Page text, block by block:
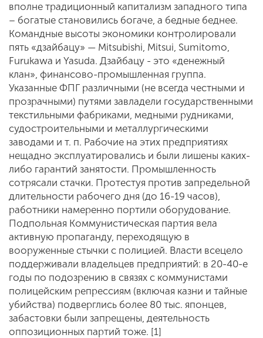
вполне традиционный капитализм западного типа
– богатые становились богаче, а бедные беднее.
Командные высоты экономики контролировали
пять «дзайбацу» — Mitsubishi, Mitsui, Sumitomo,
Furukawa и Yasuda. Дзайбацу - это «денежный
клан», финансово-промышленная группа.
Указанные ФПГ различными (не всегда честными и
прозрачными) путями завладели государственными
текстильными фабриками, медными рудниками,
судостроительными и металлургическими
заводами и т. п. Рабочие на этих предприятиях
нещадно эксплуатировались и были лишены каких-
либо гарантий занятости. Промышленность
сотрясали стачки. Протестуя против запредельной
длительности рабочего дня (до 16-19 часов),
работники намеренно портили оборудование.
Подпольная Коммунистическая партия вела
активную пропаганду, переходящую в
вооруженные стычки с полицией. Власти всецело
поддерживали владельцев предприятий: в 20-40-е
годы по подозрению в связях с коммунистами
полицейским репрессиям (включая казни и тайные
убийства) подверглись более 80 тыс. японцев,
забастовки были запрещены, деятельность
оппозиционных партий тоже. [1]